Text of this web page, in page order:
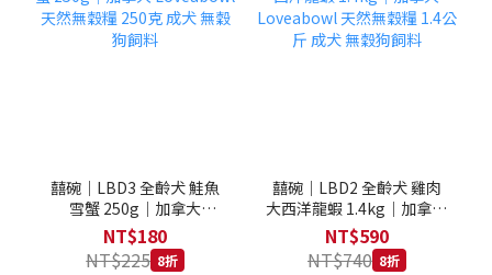
囍碗｜LBD3 全齡犬 鮭魚
雪蟹 250g｜加拿大
Loveabowl 天然無穀糧
250克 成犬 無穀狗飼料
NT$180
NT$225 8折
囍碗｜LBD2 全齡犬 雞肉
大西洋龍蝦 1.4kg｜加拿大
Loveabowl 天然無穀糧
1.4公斤 成犬 無穀狗飼料
NT$590
NT$740 8折